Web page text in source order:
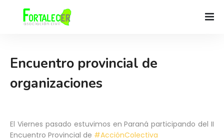
Encuentro provincial de
organizaciones
El Viernes pasado estuvimos en Paraná participando del II
Encuentro Provincial de #AcciónColectiva